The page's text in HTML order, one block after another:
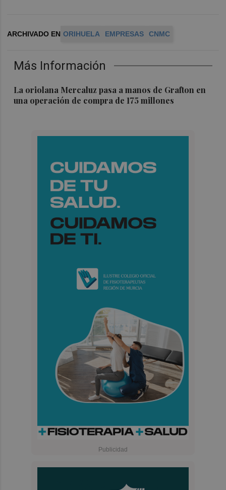
Más Información
La oriolana Mercaluz pasa a manos de Grafton en
una operación de compra de 175 millones
ARCHIVADO EN ORIHUELA EMPRESAS CNMC